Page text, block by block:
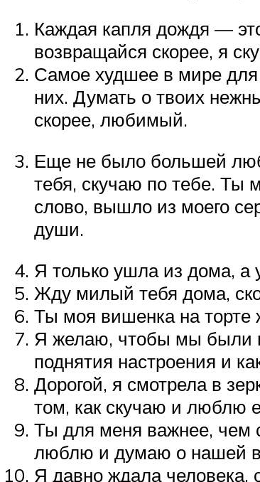
Каждая капля дождя —
возвращайся скорее, я
Самое худшее в мире для
них. Думать о твоих
скорее, любимый.
Еще не было большей
тебя, скучаю по тебе. Ты
слово, вышло из моего
души.
Я только ушла из дома, а
Жду милый тебя дома,
Ты моя вишенка на торте
Я желаю, чтобы мы были
поднятия настроения и
Дорогой, я смотрела в
том, как скучаю и люблю
Ты для меня важнее, чем
люблю и думаю о нашей
Я давно ждала человека,